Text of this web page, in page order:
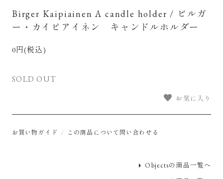
Birger Kaipiainen A candle holder / ビルガ
ー・カイピアイネン キャンドルホルダー
0円(税込)
お気に入り
SOLD OUT
お買い物ガイド この商品について問い合わせる
Objectsの商品一覧へ